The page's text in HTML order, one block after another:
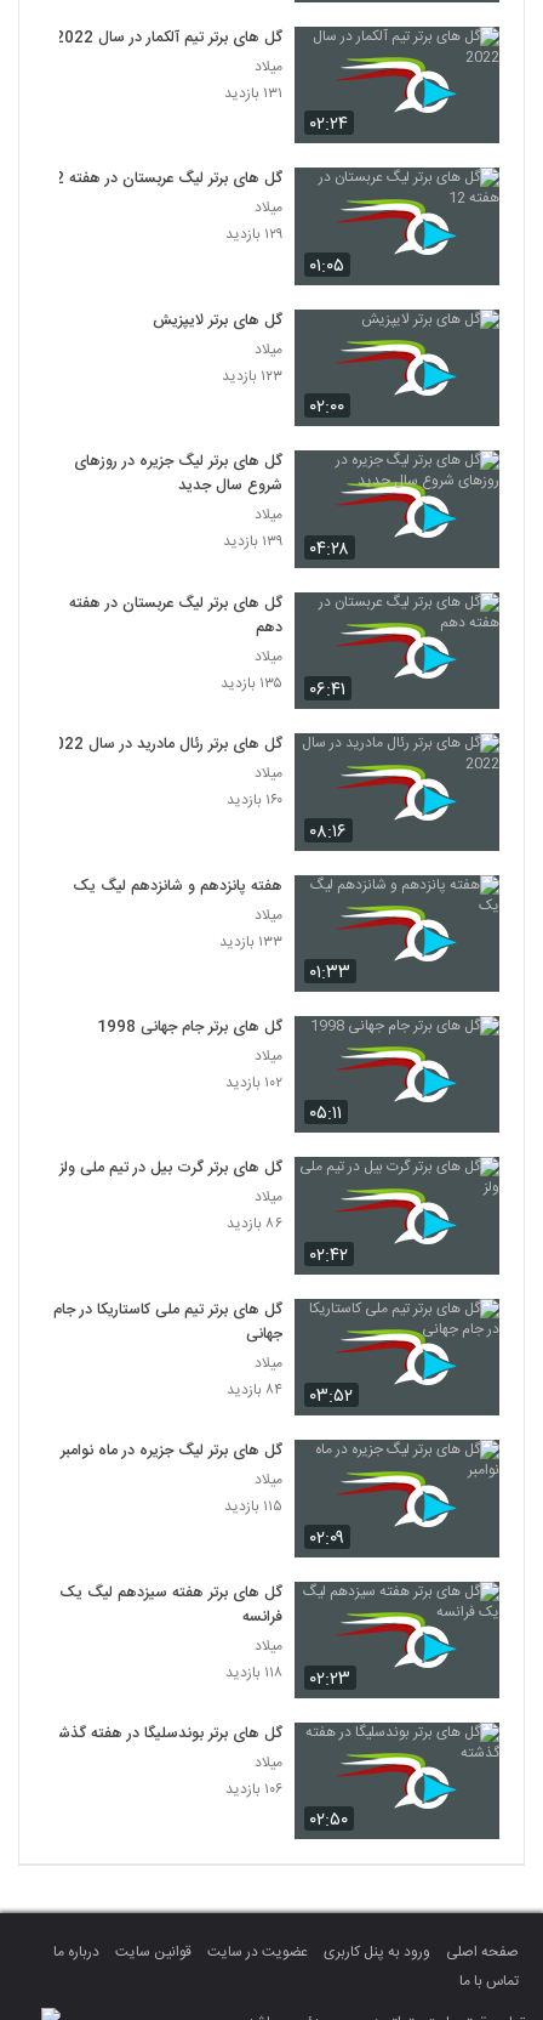
۰۲:۲۴
گل های برتر تیم آلکمار در سال 2022
میلاد
۱۳۱ بازدید
۰۱:۰۵
گل های برتر لیگ عربستان در هفته 12
میلاد
۱۲۹ بازدید
۰۲:۰۰
گل های برتر لایپزیش
میلاد
۱۲۳ بازدید
۰۴:۲۸
گل های برتر لیگ جزیره در روزهای
شروع سال جدید
میلاد
۱۳۹ بازدید
۰۶:۴۱
گل های برتر لیگ عربستان در هفته
دهم
میلاد
۱۳۵ بازدید
۰۸:۱۶
گل های برتر رئال مادرید در سال 2022
میلاد
۱۶۰ بازدید
۰۱:۳۳
هفته پانزدهم و شانزدهم لیگ یک
میلاد
۱۳۳ بازدید
۰۵:۱۱
گل های برتر جام جهانی 1998
میلاد
۱۰۲ بازدید
۰۲:۴۲
گل های برتر گرت بیل در تیم ملی ولز
میلاد
۸۶ بازدید
۰۳:۵۲
گل های برتر تیم ملی کاستاریکا در جام
جهانی
میلاد
۸۴ بازدید
۰۲:۰۹
گل های برتر لیگ جزیره در ماه نوامبر
میلاد
۱۱۵ بازدید
۰۲:۲۳
گل های برتر هفته سیزدهم لیگ یک
فرانسه
میلاد
۱۱۸ بازدید
۰۲:۵۰
گل های برتر بوندسلیگا در هفته گذشته
میلاد
۱۰۶ بازدید
صفحه اصلی ورود به پنل کاربری عضویت در سایت قوانین سایت
درباره ما
تماس با ما